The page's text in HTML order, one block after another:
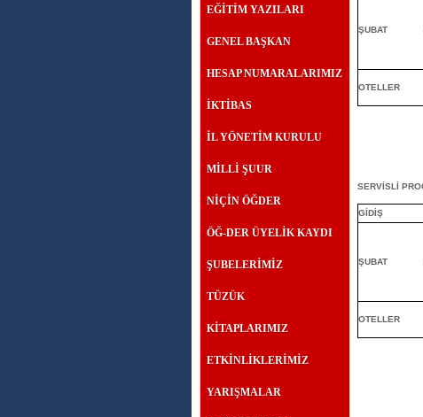
EĞİTİM YAZILARI
GENEL BAŞKAN
HESAP NUMARALARIMIZ
İKTİBAS
İL YÖNETİM KURULU
MİLLİ ŞUUR
NİÇİN ÖĞDER
ÖĞ-DER ÜYELİK KAYDI
ŞUBELERİMİZ
TÜZÜK
KİTAPLARIMIZ
ETKİNLİKLERİMİZ
YARIŞMALAR
ŞUBAT
OTELLER
SERVİSLİ
GİDİŞ
ŞUBAT
OTELLER